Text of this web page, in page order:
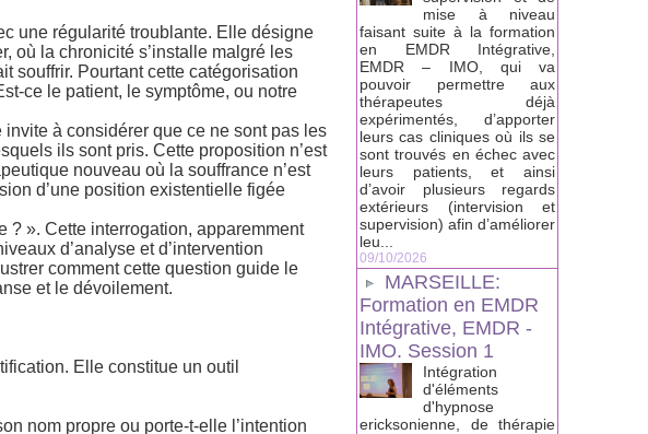
une régularité troublante. Elle désigne
où la chronicité s’installe malgré les
souffrir. Pourtant cette catégorisation
ce le patient, le symptôme, ou notre
à considérer que ce ne sont pas les
ils sont pris. Cette proposition n’est
nouveau où la souffrance n’est
d’une position existentielle figée
? ». Cette interrogation, apparemment
d’analyse et d’intervention
comment cette question guide le
et le dévoilement.
Elle constitue un outil
nom propre ou porte-t-elle l’intention
mise à niveau
faisant suite à la formation
en EMDR Intégrative,
EMDR – IMO, qui va
pouvoir permettre aux
thérapeutes déjà
expérimentés, d’apporter
leurs cas cliniques où ils se
sont trouvés en échec avec
leurs patients, et ainsi
d’avoir plusieurs regards
extérieurs (intervision et
supervision) afin d’améliorer
leu...
09/10/2026
MARSEILLE:
Formation en EMDR
Intégrative, EMDR -
IMO. Session 1
Intégration
d'éléments
d'hypnose
ericksonienne, de thérapie